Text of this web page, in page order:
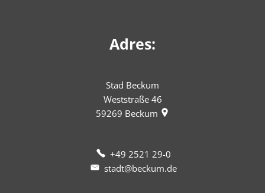
Adres:
Stad Beckum
Weststraße 46
59269 Beckum
+49 2521 29-0
stadt@beckum.de